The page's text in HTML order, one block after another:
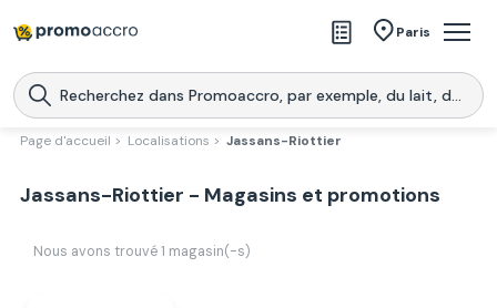
Paris
Magasins
Produits
Promoaccro
l'application
Page d'accueil > Localisations > Jassans-Riottier
Jassans-Riottier - Magasins et promotions
Nous avons trouvé 1 magasin(-s)